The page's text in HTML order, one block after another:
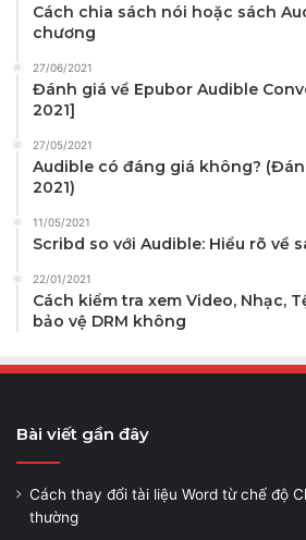
Cách chia sách nói hoặc sách
chương
27/06/2021
Đánh giá về Epubor Audible
2021]
27/05/2021
Audible có đáng giá không?
2021)
11/05/2021
Scribd so với Audible: Hiểu rõ về
22/01/2021
Cách kiểm tra xem Video, Nhạc,
bảo vệ DRM không
Bài viết gần đây
Cách thay đổi tài liệu Word từ chế độ
thường